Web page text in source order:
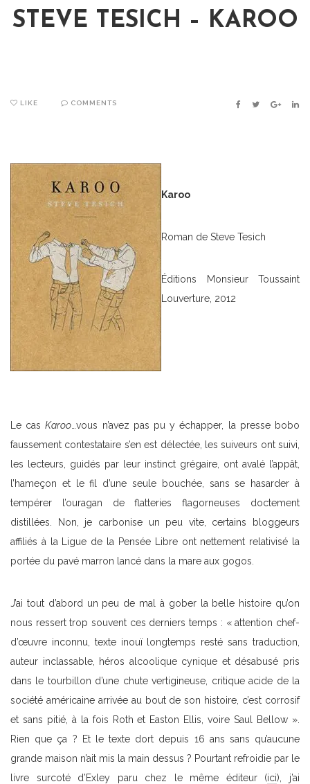
STEVE TESICH – KAROO
LIKE COMMENTS FACEBOOK
TWITTER
Karoo
Roman de Steve Tesich
Éditions Monsieur Toussaint
Louverture, 2012
Le casKaroo …vous n’avez pas pu y échapper, la presse bobo
faussement contestataire s’en est délectée, les suiveurs ont suivi,
les lecteurs, guidés par leur instinct grégaire, ont avalé l’appât,
l’hameçon et le fil d’une seule bouchée, sans se hasarder à
tempérer l’ouragan de flatteries flagorneuses doctement
distillées. Non, je carbonise un peu vite, certains bloggeurs
affiliés à la Ligue de la Pensée Libre ont nettement relativisé la
portée du pavé marron lancé dans la mare aux gogos.
J’ai tout d’abord un peu de mal à gober la belle histoire qu’on
nous ressert trop souvent ces derniers temps : « attention chef-
d’œuvre inconnu, texte inouï longtemps resté sans traduction,
auteur inclassable, héros alcoolique cynique et désabusé pris
dans le tourbillon d’une chute vertigineuse, critique acide de la
société américaine arrivée au bout de son histoire, c’est corrosif
et sans pitié, à la fois Roth et Easton Ellis, voire Saul Bellow ».
Rien que ça ? Et le texte dort depuis 16 ans sans qu’aucune
grande maison n’ait mis la main dessus ? Pourtant refroidie par le
livre surcoté d’Exley paru chez le même éditeur (ici), j’ai